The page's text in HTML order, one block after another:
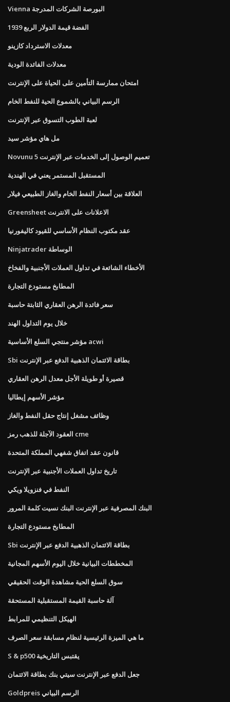
Vienna البورصة الشركات المدرجة
1939 الفضة قيمة الدولار الربع
معدلات الاسترداد كازينو
معدلات الفائدة الودية
امتحان ممارسة التأمين على الحياة على الإنترنت
الرسم البياني بالشموع الحية للنفط الخام
لعبة الطوب التسوق عبر الإنترنت
مل هاي مؤشر سيد
Novunu 5 تعميم الوصول إلى الخدمات عبر الإنترنت
المستقبل المستمر يعني في الهندية
العلاقة بين أسعار النفط الخام والغاز الطبيعي فيلار
Greensheet الاعلانات على الانترنت
عقد مكتوب النظام الأساسي للقيود كاليفورنيا
Ninjatrader الوساطة
الأخطاء الشائعة في تداول العملات الأجنبية والفخاخ
المطابخ مستودع التجارة
سعر فائدة الرهن العقاري الثابتة حاسبة
خلال يوم التداول الهند
مؤشر منتجي السلع الأساسية acwi
Sbi بطاقة الائتمان الذهبية الدفع عبر الإنترنت
قصيرة أو طويلة الأجل معدل الرهن العقاري
مؤشر الأسهم إيطاليا
وظائف مشغل إنتاج حقل النفط والغاز
العقود الآجلة للذهب رمز cme
قانون عقد اتفاق شفهي المملكة المتحدة
تاريخ تداول العملات الأجنبية عبر الإنترنت
النفط في فنزويلا ويكي
البنك المصرفية عبر الإنترنت البنك نسيت كلمة المرور
المطابخ مستودع التجارة
Sbi بطاقة الائتمان الذهبية الدفع عبر الإنترنت
المخططات البيانية خلال اليوم الأسهم المجانية
سوق السلع الحية مشاهدة الوقت الحقيقي
آلة حاسبة القيمة المستقبلية المستحقة
الهيكل التنظيمي للمرابط
ما هي الميزة الرئيسية لنظام مسابقة سعر الصرف
S & p500 يقتبس التاريخية
جعل الدفع عبر الإنترنت سيتي بنك بطاقة الائتمان
Goldpreis الرسم البياني